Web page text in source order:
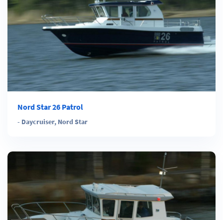
Nord Star 26 Patrol
- Daycruiser, Nord Star